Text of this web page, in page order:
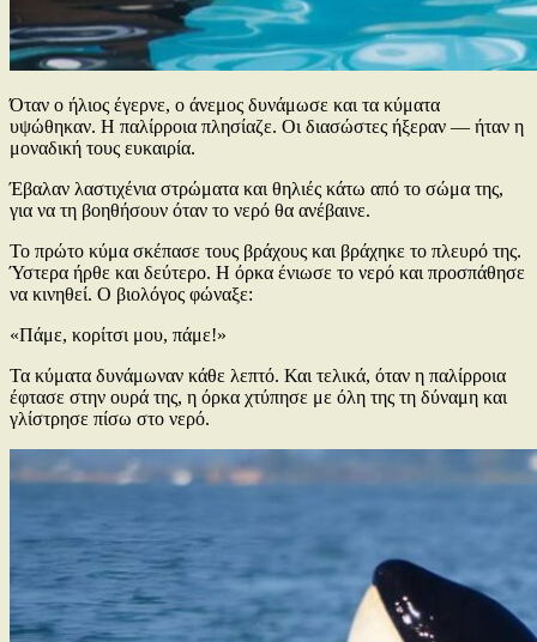
Όταν ο ήλιος έγερνε, ο άνεμος δυνάμωσε και τα κύματα
υψώθηκαν. Η παλίρροια πλησίαζε. Οι διασώστες ήξεραν — ήταν η
μοναδική τους ευκαιρία.
Έβαλαν λαστιχένια στρώματα και θηλιές κάτω από το σώμα της,
για να τη βοηθήσουν όταν το νερό θα ανέβαινε.
Το πρώτο κύμα σκέπασε τους βράχους και βράχηκε το πλευρό της.
Ύστερα ήρθε και δεύτερο. Η όρκα ένιωσε το νερό και προσπάθησε
να κινηθεί. Ο βιολόγος φώναξε:
«Πάμε, κορίτσι μου, πάμε!»
Τα κύματα δυνάμωναν κάθε λεπτό. Και τελικά, όταν η παλίρροια
έφτασε στην ουρά της, η όρκα χτύπησε με όλη της τη δύναμη και
γλίστρησε πίσω στο νερό.